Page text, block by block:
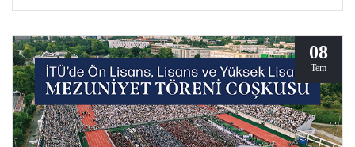
Malzeme Mühendisliği Bölümü öğretim üyesi Prof. Dr.
Mohammadreza Nofar yapıyor.
08
Tem